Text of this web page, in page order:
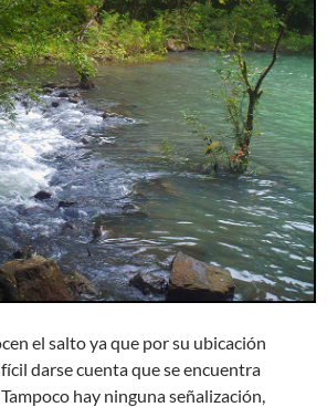
el salto ya que por su ubicación
darse cuenta que se encuentra
hay ninguna señalización,